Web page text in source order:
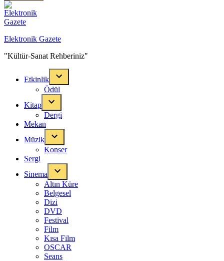
Elektronik Gazete
"Kültür-Sanat Rehberiniz"
Etkinlik
Ödül
Kitap
Dergi
Mekan
Müzik
Konser
Sergi
Sinema
Altın Küre
Belgesel
Dizi
DVD
Festival
Film
Kısa Film
OSCAR
Seans